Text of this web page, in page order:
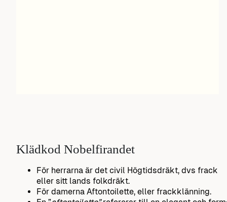
Klädkod Nobelfirandet
För herrarna är det civil Högtidsdräkt, dvs frack
eller sitt lands folkdräkt.
För damerna Aftontoilette, eller frackklänning.